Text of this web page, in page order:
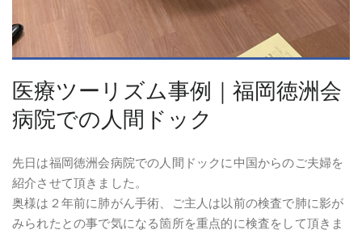
医療ツーリズム事例｜福岡徳洲会
病院での人間ドック
先日は福岡徳洲会病院での人間ドックに中国からのご夫婦を
紹介させて頂きました。
奥様は２年前に肺がん手術、ご主人は以前の検査で肺に影が
みられたとの事で気になる箇所を重点的に検査をして頂きま